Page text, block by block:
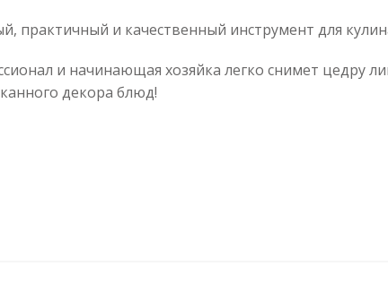
практичный и качественный инструмент для
и начинающая хозяйка легко снимет цедру
декора блюд!